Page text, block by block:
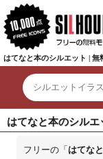
はてなと本のシルエット |
はてなと本のシル
フリーの「 はてな